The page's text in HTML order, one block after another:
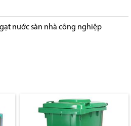
nước sàn nhà công nghiệp